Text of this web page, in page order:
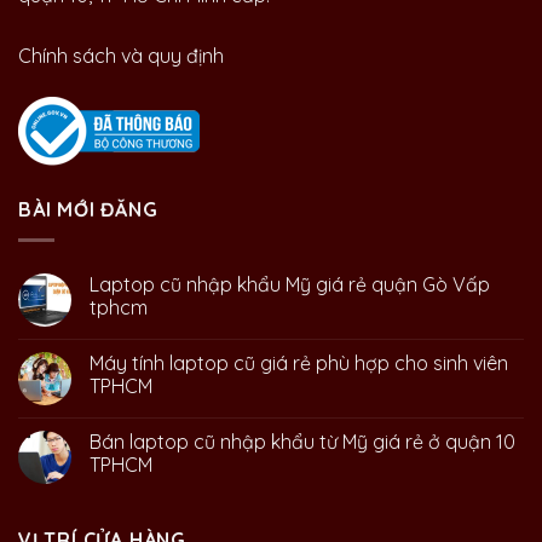
Chính sách và quy định
BÀI MỚI ĐĂNG
Laptop cũ nhập khẩu Mỹ giá rẻ quận Gò Vấp
tphcm
Máy tính laptop cũ giá rẻ phù hợp cho sinh viên
TPHCM
Bán laptop cũ nhập khẩu từ Mỹ giá rẻ ở quận 10
TPHCM